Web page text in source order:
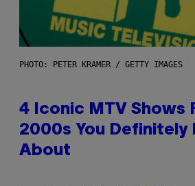
PHOTO: PETER KRAMER / GETTY IMAGES
4 Iconic MTV Shows
2000s You Definitely
About